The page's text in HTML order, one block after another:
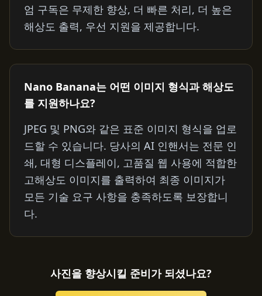
엄 구독은 무제한 향상, 더 빠른 처리, 더 높은
해상도 출력, 우선 지원을 제공합니다.
Nano Banana는 어떤 이미지 형식과 해상도
를 지원하나요?
JPEG 및 PNG와 같은 표준 이미지 형식을 업로
드할 수 있습니다. 당사의 AI 인핸서는 전문 인
쇄, 대형 디스플레이, 고품질 웹 사용에 적합한
고해상도 이미지를 출력하여 최종 이미지가
모든 기술 요구 사항을 충족하도록 보장합니
다.
사진을 향상시킬 준비가 되셨나요?